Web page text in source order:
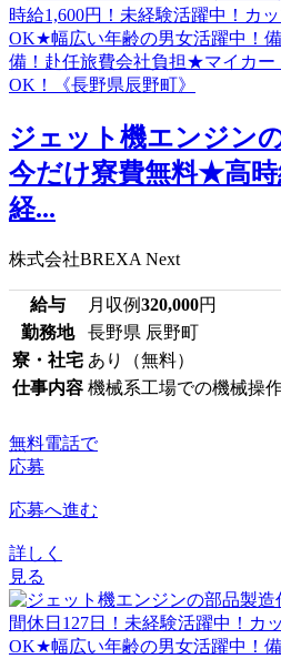
ジェット機エンジン
今だけ寮費無料★高時
経...
株式会社BREXA Next
給与 月収例320,000円
勤務地
長野県 辰野町
寮・社宅 あり（無料）
仕事内容 機械系工場での機械操
無料電話で
応募
応募へ進む
詳しく
見る